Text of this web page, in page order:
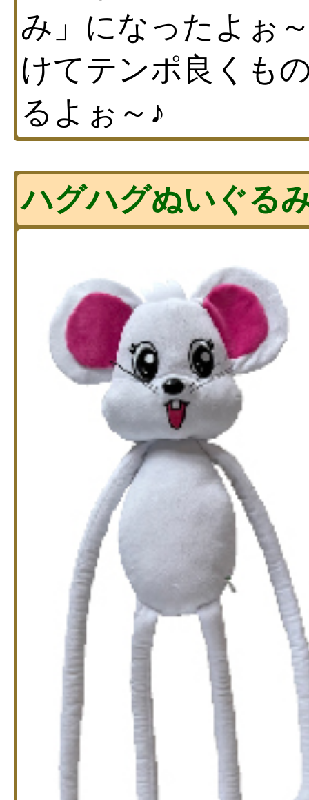
み」になったよぉ
けてテンポ良くも
るよぉ～♪
ハグハグぬいぐる